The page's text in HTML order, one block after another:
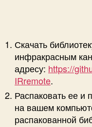
Скачать
инфракрасным
адресу: https://
IRremote.
Распаковать ее и
на вашем
распакованной